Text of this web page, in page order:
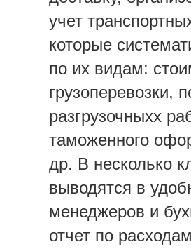
учет
которые
по их видам:
грузоперевозки,
разгрузочныхх
таможенного
др. В несколько
выводятся в
менеджеров и
отчет по